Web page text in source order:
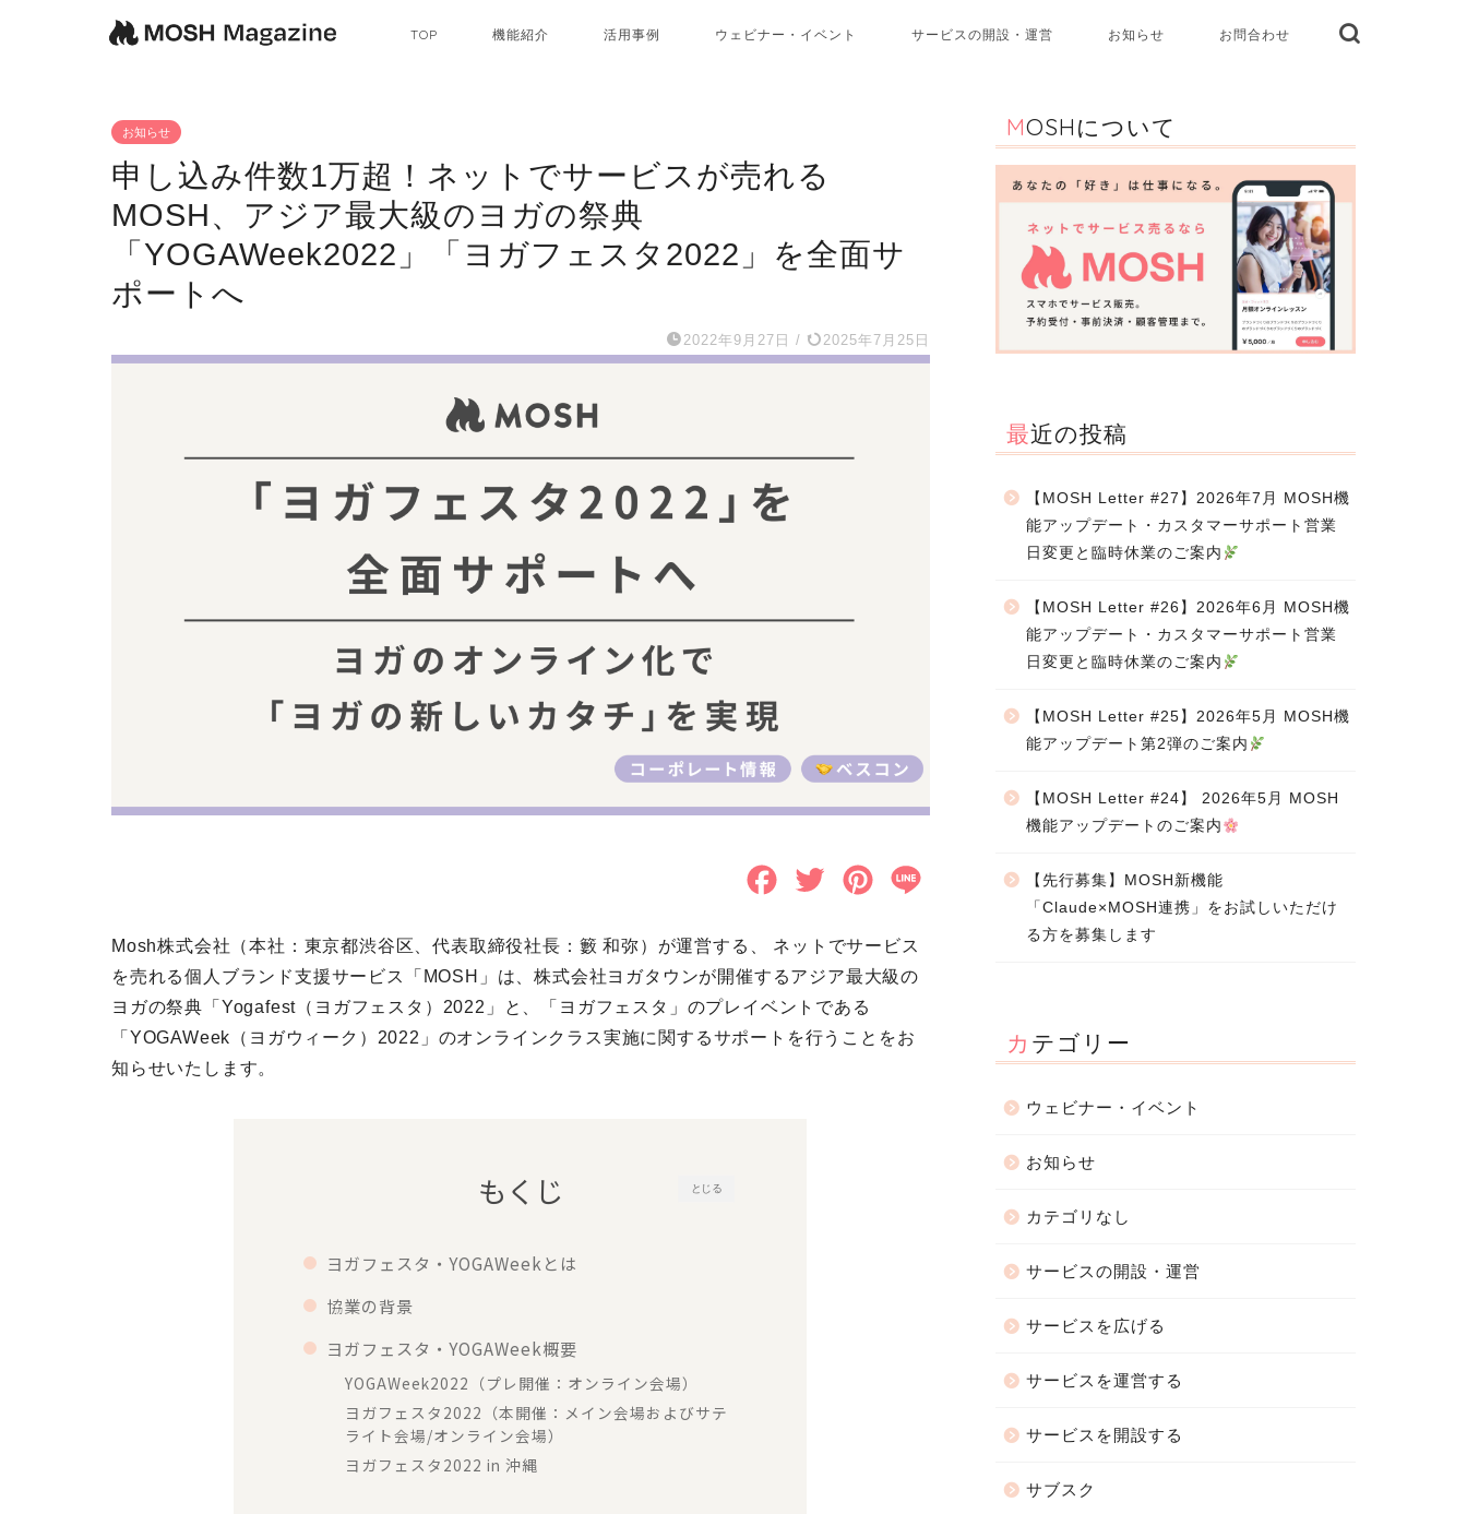
TOP 機能紹介 活用事例 ウェビナー・イベント サービスの開設・運営 お知らせ お問合わせ
お知らせ
申し込み件数1万超！ネットでサービスが売れる
MOSH、アジア最大級のヨガの祭典
「YOGAWeek2022」「ヨガフェスタ2022」を全面サ
ポートへ
2022年9月27日 / 2025年7月25日
c
e
b
t
t
n
e
Mosh株式会社（本社：東京都渋谷区、代表取締役社長：籔 和弥）が運営する、 ネットでサービス
を売れる個人ブランド支援サービス「MOSH」は、株式会社ヨガタウンが開催するアジア最大級の
ヨガの祭典「Yogafest（ヨガフェスタ）2022」と、「ヨガフェスタ」のプレイベントである
「YOGAWeek（ヨガウィーク）2022」のオンラインクラス実施に関するサポートを行うことをお
知らせいたします。
とじる
もくじ
ヨガフェスタ・YOGAWeekとは
協業の背景
ヨガフェスタ・YOGAWeek概要
YOGAWeek2022（プレ開催：オンライン会場）
ヨガフェスタ2022（本開催：メイン会場およびサテ
ライト会場/オンライン会場）
ヨガフェスタ2022 in 沖縄
MOSHについて
最近の投稿
【MOSH Letter #27】2026年7月 MOSH機
能アップデート・カスタマーサポート営業
日変更と臨時休業のご案内
【MOSH Letter #26】2026年6月 MOSH機
能アップデート・カスタマーサポート営業
日変更と臨時休業のご案内
【MOSH Letter #25】2026年5月 MOSH機
能アップデート第2弾のご案内
【MOSH Letter #24】 2026年5月 MOSH
機能アップデートのご案内
【先行募集】MOSH新機能
「Claude×MOSH連携」をお試しいただけ
る方を募集します
カテゴリー
ウェビナー・イベント
お知らせ
カテゴリなし
サービスの開設・運営
サービスを広げる
サービスを運営する
サービスを開設する
サブスク